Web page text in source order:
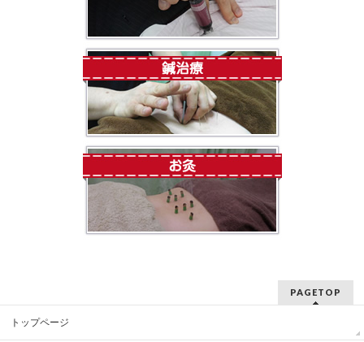
PAGETOP
トップページ